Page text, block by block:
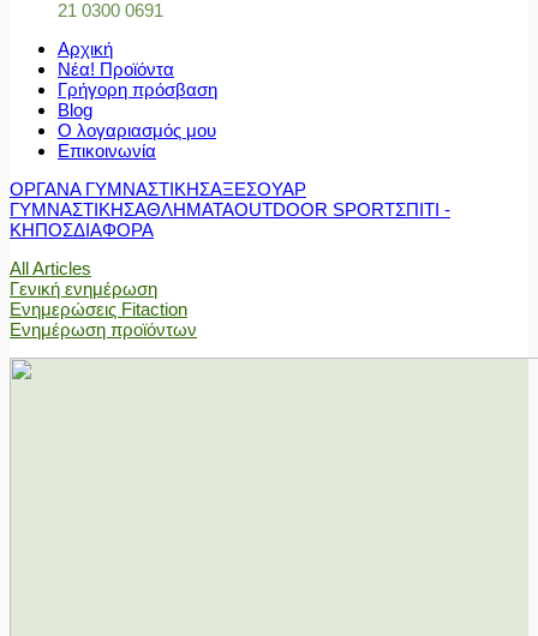
21 0300 0691
Αρχική
Νέα! Προϊόντα
Γρήγορη πρόσβαση
Blog
Ο λογαριασμός μου
Επικοινωνία
ΟΡΓΑΝΑ ΓΥΜΝΑΣΤΙΚΗΣΑΞΕΣΟΥΑΡ
ΓΥΜΝΑΣΤΙΚΗΣΑΘΛΗΜΑΤΑOUTDOOR SPORTΣΠΙΤΙ -
ΚΗΠΟΣΔΙΑΦΟΡΑ
All Articles
Γενική ενημέρωση
Ενημερώσεις Fitaction
Ενημέρωση προϊόντων